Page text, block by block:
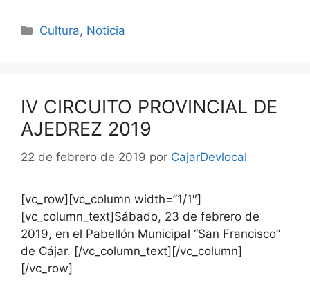
Cultura, Noticia
IV CIRCUITO PROVINCIAL DE
AJEDREZ 2019
22 de febrero de 2019 por CajarDevlocal
[vc_row][vc_column width=”1/1″]
[vc_column_text]Sábado, 23 de febrero de
2019, en el Pabellón Municipal “San Francisco”
de Cájar. [/vc_column_text][/vc_column]
[/vc_row]